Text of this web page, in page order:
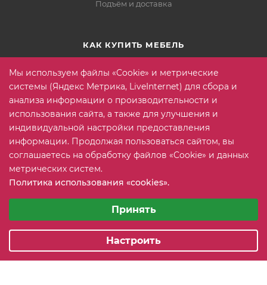
Подъём и доставка
КАК КУПИТЬ МЕБЕЛЬ
Условия оплаты
Условия доставки
Гарантия на товар
Вопрос-ответ
+7 (815) 2 606-608 ЗАКАЗАТЬ ЗВОНОК
info@mebeler51.ru
г. Мурманск, ул. Свердлова 11Б
Мы используем файлы «Cookie» и метрические
системы (Яндекс Метрика, LiveInternet) для сбора и
анализа информации о производительности и
использования сайта, а также для улучшения и
индивидуальной настройки предоставления
информации. Продолжая пользоваться сайтом, вы
соглашаетесь на обработку файлов «Cookie» и данных
метрических систем.
Политика использования «cookies».
Аналитические/Функциональные
Принять
Настроить